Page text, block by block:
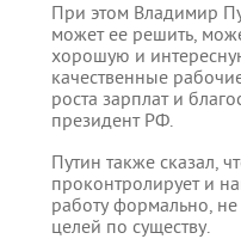
При этом Владимир
может ее решить,
хорошую и
качественные
роста зарплат и
президент РФ.
Путин также сказал,
проконтролирует и
работу формально,
целей по существу.